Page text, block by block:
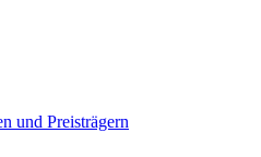
und Preisträgern